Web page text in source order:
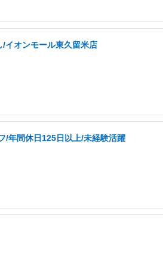
イオンモール東久留米店
/年間休日125日以上/未経験活躍